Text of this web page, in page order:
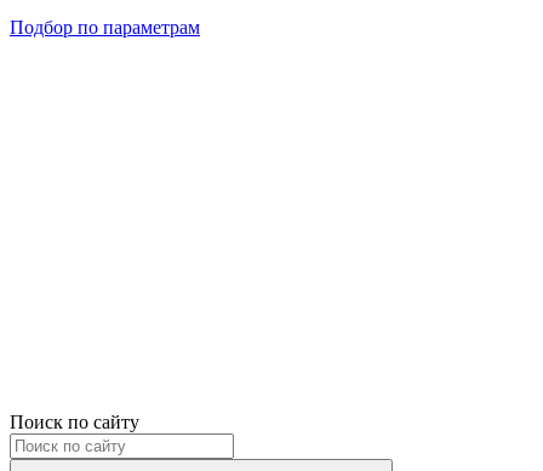
Подбор по параметрам
Поиск по сайту